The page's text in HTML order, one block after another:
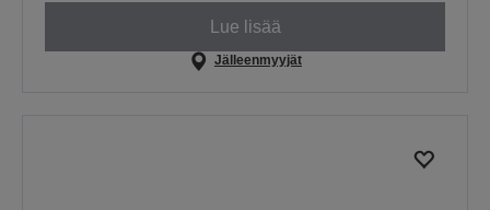
Lue lisää
Jälleenmyyjät